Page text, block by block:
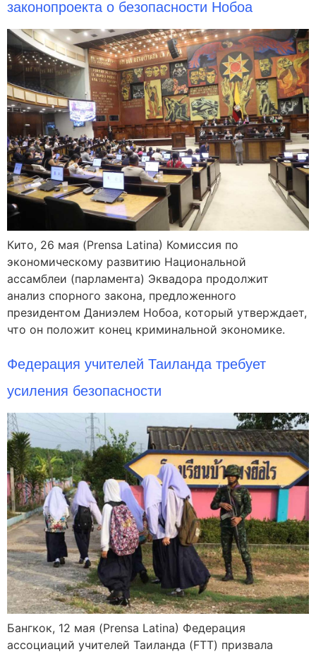
законопроекта о безопасности Нобоа
Кито, 26 мая (Prensa Latina) Комиссия по
экономическому развитию Национальной
ассамблеи (парламента) Эквадора продолжит
анализ спорного закона, предложенного
президентом Даниэлем Нобоа, который утверждает,
что он положит конец криминальной экономике.
Федерация учителей Таиланда требует
усиления безопасности
Бангкок, 12 мая (Prensa Latina) Федерация
ассоциаций учителей Таиланда (FTT) призвала